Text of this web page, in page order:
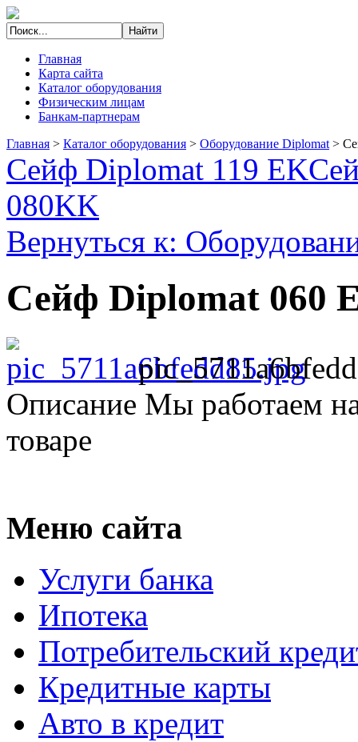
Главная
Карта сайта
Каталог оборудования
Физическим лицам
Банкам-партнерам
Главная > Каталог оборудования > Оборудование Diplomat >
Сейф Diplomat 119 EK
080KK
Вернуться к:
Сейф Diplomat 060
Описание Мы работаем
товаре
Меню сайта
Услуги банка
Ипотека
Потребительский
Кредитные карты
Авто в кредит